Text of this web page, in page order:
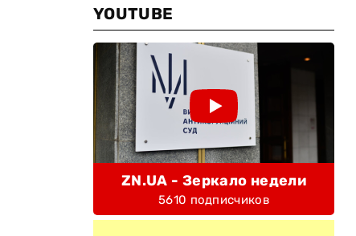
YOUTUBE
ZN.UA - Зеркало недели
5610 подписчиков